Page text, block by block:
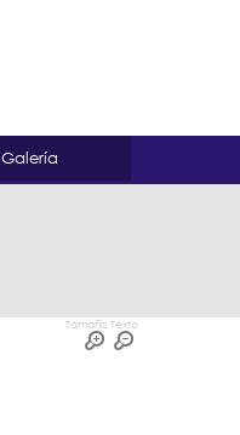
Galería
Tamaño Texto